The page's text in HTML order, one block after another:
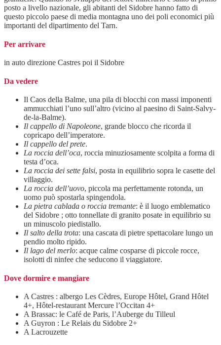
posto a livello nazionale, gli abitanti del Sidobre hanno fatto di
questo piccolo paese di media montagna uno dei poli economici più
importanti del dipartimento del Tarn.
Per arrivare
in auto direzione Castres poi il Sidobre
Da vedere
Il Caos della Balme, una pila di blocchi con massi imponenti
ammucchiati l’uno sull’altro (vicino al paesino di Saint-Salvy-
de-la-Balme).
Il cappello di Napoleone, grande blocco che ricorda il
copricapo dell’imperatore.
Il cappello del prete.
La roccia dell’oca, roccia minuziosamente scolpita a forma di
testa d’oca.
La roccia dei sette falsi, posta in equilibrio sopra le casette del
villaggio.
La roccia dell’uovo, piccola ma perfettamente rotonda, un
uomo può spostarla spingendola.
La pietra cablada o roccia tremante: è il luogo emblematico
del Sidobre ; otto tonnellate di granito posate in equilibrio su
un minuscolo piedistallo.
Il salto della trota: una cascata di pietre spettacolare lungo un
pendio molto ripido.
Il lago del merlo: acque calme cosparse di piccole rocce,
isolotti di ninfee che seducono il viaggiatore.
Dove dormire e mangiare
A Castres : albergo Les Cèdres, Europe Hôtel, Grand Hôtel
4+, Hôtel-restaurant Mercure l’Occitan 4+
A Brassac: le Café de Paris, l’Auberge du Tilleul
A Guyron : Le Relais du Sidobre 2+
A Lacrouzette